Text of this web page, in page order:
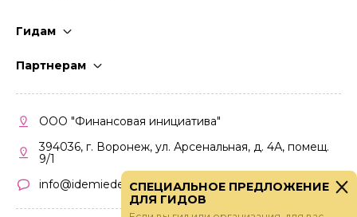
Гидам
Партнерам
Кабинет партнера
Правила участия
ООО "Финансовая инициатива"
394036, г. Воронеж, ул. Арсенальная, д. 4А, помещ.
9/1
info@idemiedem.ruСПЕЦИАЛЬНОЕ ПРЕДЛОЖЕНИЕ
ДЛЯ ГИДОВ